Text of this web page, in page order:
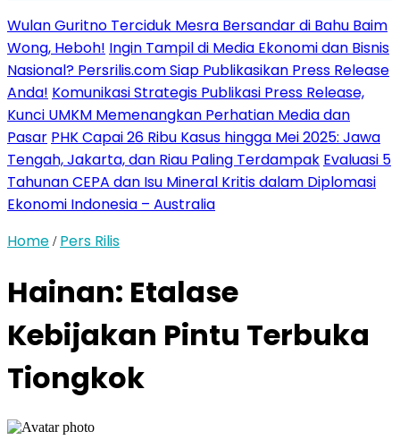
Wulan Guritno Terciduk Mesra Bersandar di Bahu Baim
Wong, Heboh! Ingin Tampil di Media Ekonomi dan Bisnis
Nasional? Persrilis.com Siap Publikasikan Press Release
Anda! Komunikasi Strategis Publikasi Press Release,
Kunci UMKM Memenangkan Perhatian Media dan
Pasar PHK Capai 26 Ribu Kasus hingga Mei 2025: Jawa
Tengah, Jakarta, dan Riau Paling Terdampak Evaluasi 5
Tahunan CEPA dan Isu Mineral Kritis dalam Diplomasi
Ekonomi Indonesia – Australia
Home / Pers Rilis
Hainan: Etalase
Kebijakan Pintu Terbuka
Tiongkok